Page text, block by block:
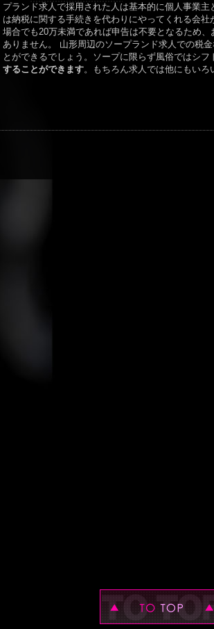
プランド求人で採用された人は基本的に個人事業
は納税に関する手続きを代わりにやってくれる会
場合でも20万未満であれば申告は不要となるため
ありません。 山形周辺のソープランド求人での税
とができるでしょう。ソープに限らず風俗ではシフ
することができます。もちろん求人では他にもいろ